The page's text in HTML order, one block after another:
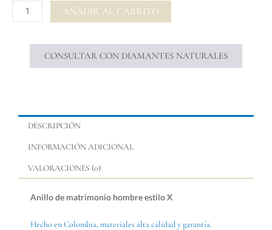
cantidad
AÑADIR AL CARRITO
CONSULTAR CON DIAMANTES NATURALES
DESCRIPCIÓN
INFORMACIÓN ADICIONAL
VALORACIONES (0)
Anillo de matrimonio hombre estilo X
Hecho en Colombia, materiales alta calidad y garantía.